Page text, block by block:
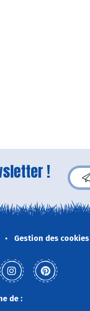
!
Gestion des cookies
de :